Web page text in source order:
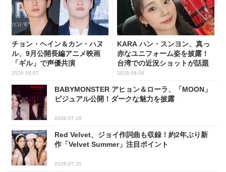
チョン・ヘイン＆カン・ハヌ
ル、9月公開長編アニメ映画
「ギル」で声優共演
2026.08.07
KARA ハン・スンヨン、真っ
赤なユニフォーム姿を披露！
台湾での近況ショットが話題
2026.08.04
BABYMONSTER アヒョン＆ローラ、「MOON」
ビジュアル公開！ダークな魅力を披露
2026.07.29
Red Velvet、ジョイ作詞曲も収録！約2年ぶり新
作「Velvet Summer」注目ポイント
2026.07.31